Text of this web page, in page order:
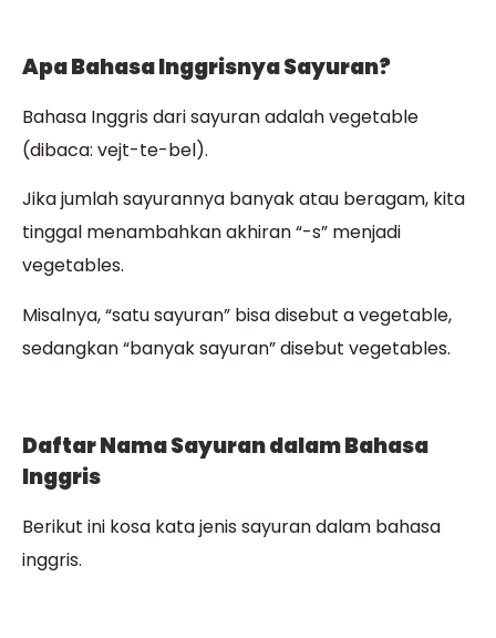
Apa Bahasa Inggrisnya Sayuran?
Bahasa Inggris dari sayuran adalah vegetable
(dibaca: vejt-te-bel).
Jika jumlah sayurannya banyak atau beragam, kita
tinggal menambahkan akhiran “-s” menjadi
vegetables.
Misalnya, “satu sayuran” bisa disebut a vegetable,
sedangkan “banyak sayuran” disebut vegetables.
Daftar Nama Sayuran dalam Bahasa
Inggris
Berikut ini kosa kata jenis sayuran dalam bahasa
inggris.